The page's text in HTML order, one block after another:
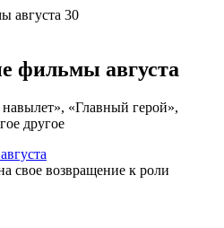
фильмы августа
«Главный герой»,
другое